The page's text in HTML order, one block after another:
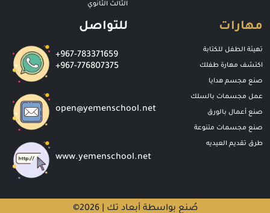
الثالث الثانوي
مهارات
تهيئة الطفل للكتابة
اكتشف مهارة طفلك
صنع مجسم هدايا
عمل مجسمات بالسلك
صنع أعمال بالورق
صنع مجسمات متنوعة
طرق تقديم العيديه
للتواصل
+967-783371659
+967-776807375
open@yemenschool.net
www.yemenschool.net
©2026 | صُنع بواسطة أبعاد تك